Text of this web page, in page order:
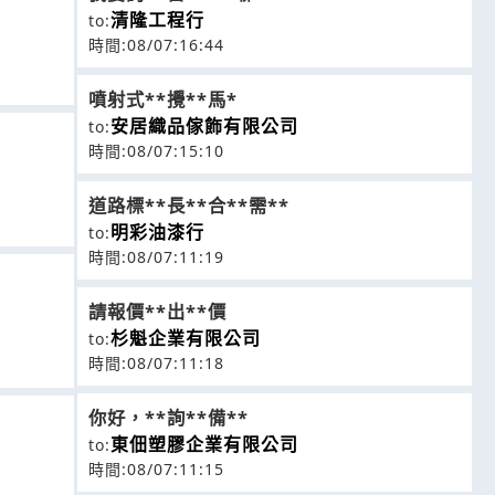
to:清隆工程行
時間:08/07:16:44
噴射式**攪**馬*
to:安居織品傢飾有限公司
時間:08/07:15:10
道路標**長**合**需**
to:明彩油漆行
時間:08/07:11:19
請報價**出**價
to:杉魁企業有限公司
時間:08/07:11:18
你好，**詢**備**
to:東佃塑膠企業有限公司
時間:08/07:11:15